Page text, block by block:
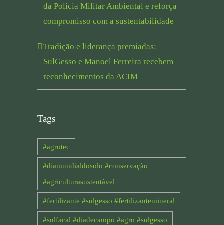
da Polícia Militar Ambiental e reforça
compromisso com a sustentabilidade
Tradição e liderança premiadas:
SulGesso e Manoel Ferreira recebem
reconhecimentos da ACIM
Tags
#agrotec
#diamundialdosolo #conservação
#agriculturasustentável
#fertilizante #sulgesso #fertilizantemineral
#sulfacal #diadecampo #agro #sulgesso